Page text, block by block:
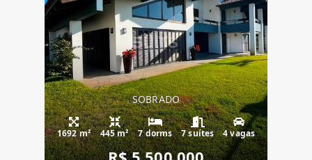
SOBRADO
1692 m² 445 m² 7 dorms 7 suítes 4 vagas